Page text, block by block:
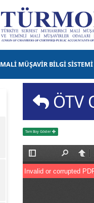
MALİ MÜŞAVİR BİLGİ
ÖTV
Tam Boy Göster